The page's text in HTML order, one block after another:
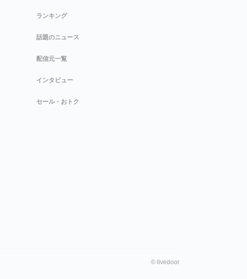
ランキング
話題のニュース
配信元一覧
インタビュー
セール・おトク
© livedoor